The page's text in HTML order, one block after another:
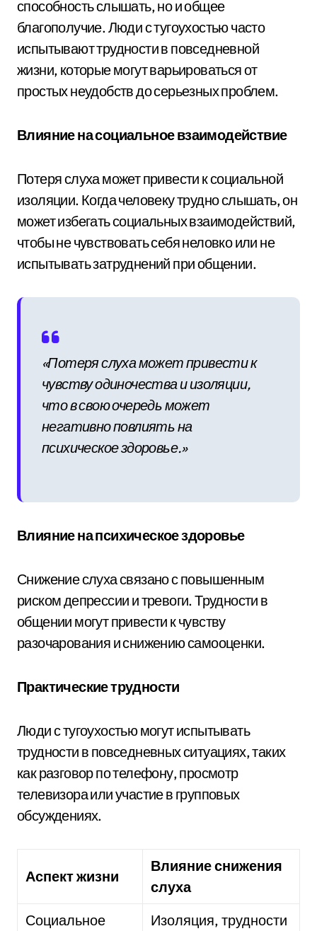
способность слышать, но и общее
благополучие. Люди с тугоухостью часто
испытывают трудности в повседневной
жизни, которые могут варьироваться от
простых неудобств до серьезных проблем.
Влияние на социальное взаимодействие
Потеря слуха может привести к социальной
изоляции. Когда человеку трудно слышать, он
может избегать социальных взаимодействий,
чтобы не чувствовать себя неловко или не
испытывать затруднений при общении.
«Потеря слуха может привести к
чувству одиночества и изоляции,
что в свою очередь может
негативно повлиять на
психическое здоровье.»
Влияние на психическое здоровье
Снижение слуха связано с повышенным
риском депрессии и тревоги. Трудности в
общении могут привести к чувству
разочарования и снижению самооценки.
Практические трудности
Люди с тугоухостью могут испытывать
трудности в повседневных ситуациях, таких
как разговор по телефону, просмотр
телевизора или участие в групповых
обсуждениях.
Аспект жизни
Влияние снижения
слуха
Социальное
Изоляция, трудности